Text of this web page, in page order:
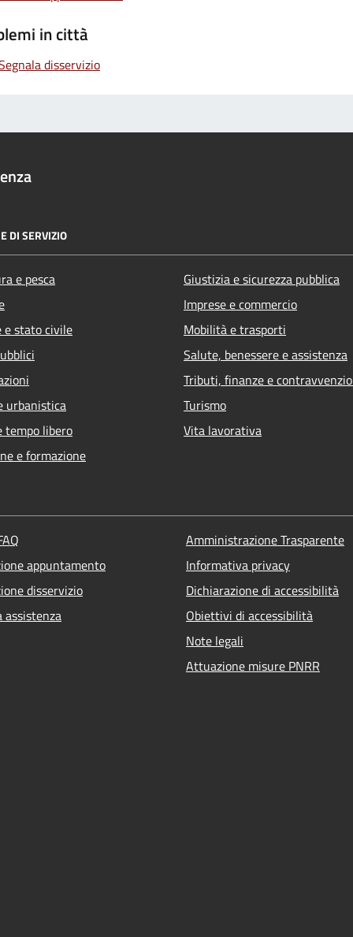
in città
disservizio
DI SERVIZIO
e pesca
e stato civile
urbanistica
tempo libero
e formazione
Giustizia e sicurezza pubblica
Imprese e commercio
Mobilità e trasporti
Salute, benessere e assistenza
Tributi, finanze e
Turismo
Vita lavorativa
appuntamento
disservizio
assistenza
Amministrazione Trasparente
Informativa privacy
Dichiarazione di accessibilità
Obiettivi di accessibilità
Note legali
Attuazione misure PNRR